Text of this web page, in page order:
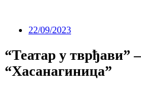
22/09/2023
“Театар у тврђави”
“Хасанагиница”